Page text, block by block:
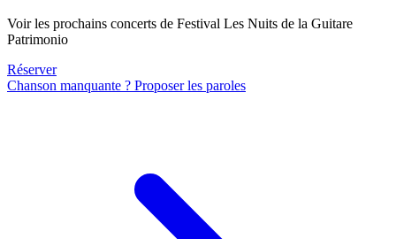
Voir les prochains concerts de Festival Les Nuits de la Guitare
Patrimonio
Réserver
Chanson manquante ? Proposer les paroles